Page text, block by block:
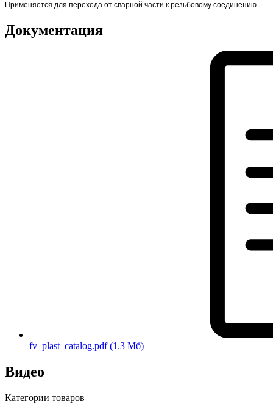
Применяется для перехода от сварной части к резьбовому соединению.
Документация
fv_plast_catalog.pdf(1.3 Мб)
Видео
Категории товаров